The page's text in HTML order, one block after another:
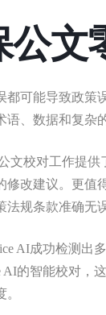
公文
可能导致政策
、数据和复杂
文校对工作提
改建议。更
规条款准确无
AI成功检测出
的智能校对，